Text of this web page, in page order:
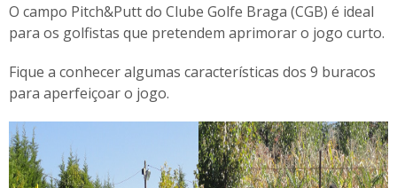
O campo Pitch&Putt do Clube Golfe Braga (CGB) é ideal
para os golfistas que pretendem aprimorar o jogo curto.
Fique a conhecer algumas características dos 9 buracos
para aperfeiçoar o jogo.